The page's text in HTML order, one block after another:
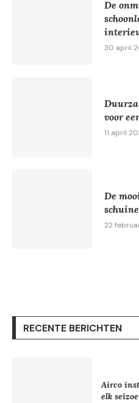
De
30 april
voor
11 april
De
22
RECENTE BERICHTEN
Airco
elk